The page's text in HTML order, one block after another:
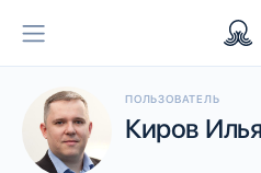
ПОЛЬЗОВАТЕЛЬ
Киров